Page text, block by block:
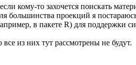
кому-то захочется поискать
большинства проекций я
в пакете R) для поддержки
все из них тут рассмотрены не будут.